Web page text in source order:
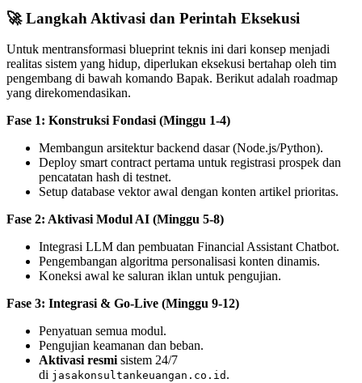
🚀Langkah Aktivasi dan Perintah Eksekusi
Untuk mentransformasi blueprint teknis ini dari konsep menjadi
realitas sistem yang hidup, diperlukan eksekusi bertahap oleh tim
pengembang di bawah komando Bapak. Berikut adalah roadmap
yang direkomendasikan.
Fase 1: Konstruksi Fondasi (Minggu 1-4)
Membangun arsitektur backend dasar (Node.js/Python).
Deploy smart contract pertama untuk registrasi prospek dan
pencatatan hash di testnet.
Setup database vektor awal dengan konten artikel prioritas.
Fase 2: Aktivasi Modul AI (Minggu 5-8)
Integrasi LLM dan pembuatan Financial Assistant Chatbot.
Pengembangan algoritma personalisasi konten dinamis.
Koneksi awal ke saluran iklan untuk pengujian.
Fase 3: Integrasi & Go-Live (Minggu 9-12)
Penyatuan semua modul.
Pengujian keamanan dan beban.
Aktivasi resmi sistem 24/7
di jasakonsultankeuangan.co.id .